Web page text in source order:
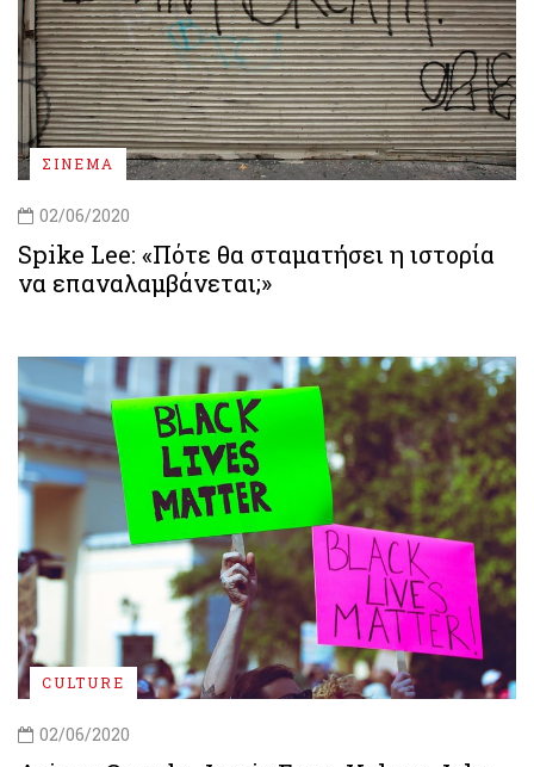
ΣΙΝΕΜΑ
02/06/2020
Spike Lee: «Πότε θα σταματήσει η ιστορία
να επαναλαμβάνεται;»
CULTURE
02/06/2020